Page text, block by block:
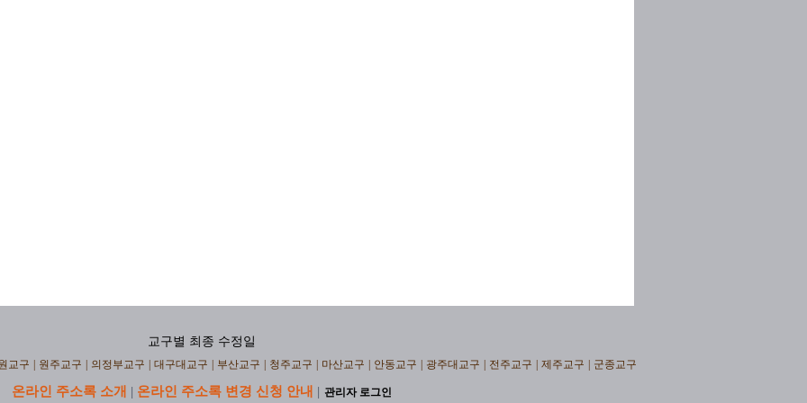
교구별 최종 수정일
교구 원주교구 의정부교구 대구대교구 부산교구 청주교구 마산교구 안동교구 광주대교구 전주교구 제주교구 군종교구
온라인 주소록 소개 | 온라인 주소록 변경 신청 안내 | 관리자 로그인